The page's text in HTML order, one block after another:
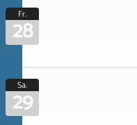
Fr.
28
Sa.
29